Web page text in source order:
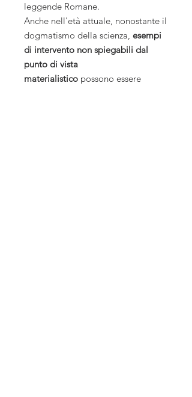
leggende Romane.
Anche nell'età attuale, nonostante il
dogmatismo della scienza, esempi
di intervento non spiegabili dal
punto di vista
materialistico possono essere